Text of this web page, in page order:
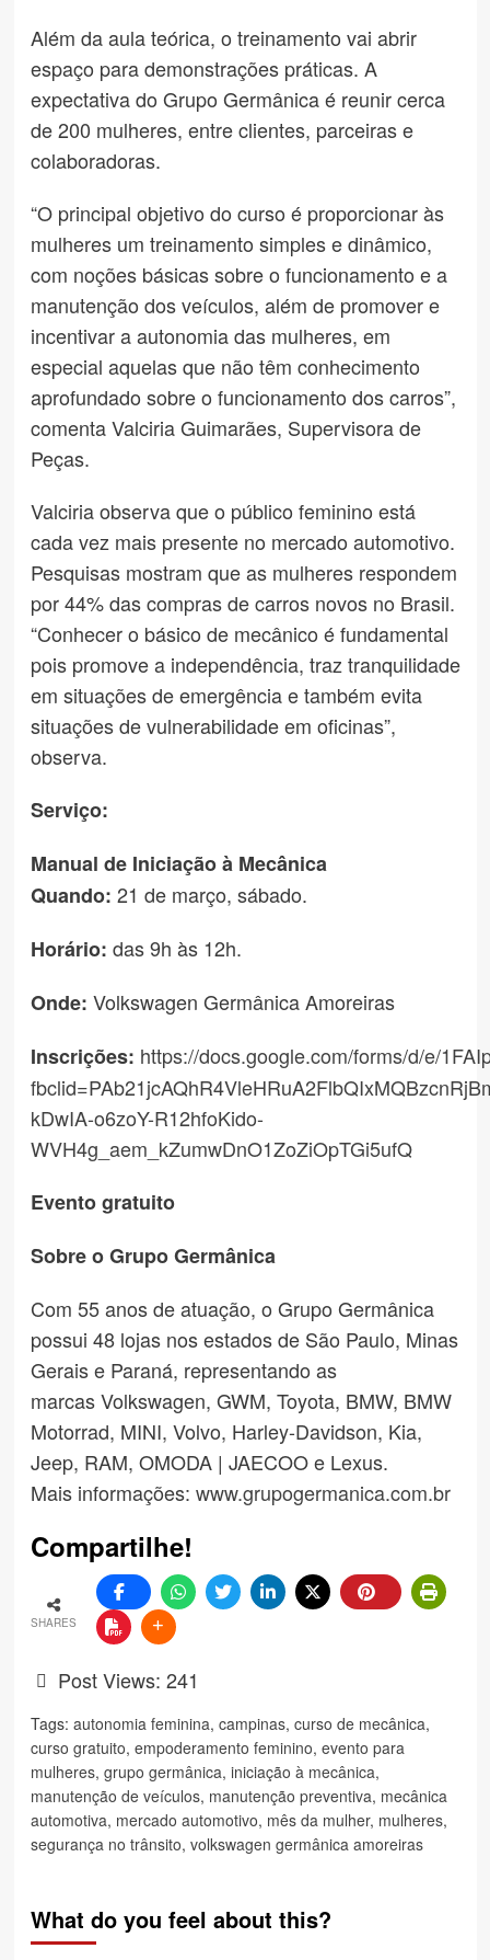
Além da aula teórica, o treinamento vai abrir
espaço para demonstrações práticas. A
expectativa do Grupo Germânica é reunir cerca
de 200 mulheres, entre clientes, parceiras e
colaboradoras.
“O principal objetivo do curso é proporcionar às
mulheres um treinamento simples e dinâmico,
com noções básicas sobre o funcionamento e a
manutenção dos veículos, além de promover e
incentivar a autonomia das mulheres, em
especial aquelas que não têm conhecimento
aprofundado sobre o funcionamento dos carros”,
comenta Valciria Guimarães, Supervisora de
Peças.
Valciria observa que o público feminino está
cada vez mais presente no mercado automotivo.
Pesquisas mostram que as mulheres respondem
por 44% das compras de carros novos no Brasil.
“Conhecer o básico de mecânico é fundamental
pois promove a independência, traz tranquilidade
em situações de emergência e também evita
situações de vulnerabilidade em oficinas”,
observa.
Serviço:
Manual de Iniciação à Mecânica
Quando: 21 de março, sábado.
Horário: das 9h às 12h.
Onde: Volkswagen Germânica Amoreiras
Inscrições: https://docs.google.com/forms/d/e/
kDwIA-o6zoY-R12hfoKido-
WVH4g_aem_kZumwDnO1ZoZiOpTGi5ufQ
Evento gratuito
Sobre o Grupo Germânica
Com 55 anos de atuação, o Grupo Germânica
possui 48 lojas nos estados de São Paulo, Minas
Gerais e Paraná, representando as
marcas Volkswagen, GWM, Toyota, BMW, BMW
Motorrad, MINI, Volvo, Harley-Davidson, Kia,
Jeep, RAM, OMODA | JAECOO e Lexus.
Mais informações: www.grupogermanica.com.br
Compartilhe!
SHARES
Post Views: 241
Tags: autonomia feminina, campinas, curso de mecânica,
curso gratuito, empoderamento feminino, evento para
mulheres, grupo germânica, iniciação à mecânica,
manutenção de veículos, manutenção preventiva, mecânica
automotiva, mercado automotivo, mês da mulher, mulheres,
segurança no trânsito, volkswagen germânica amoreiras
What do you feel about this?